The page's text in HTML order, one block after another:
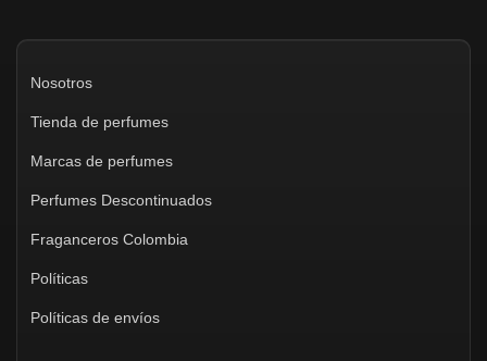
Nosotros
Tienda de perfumes
Marcas de perfumes
Perfumes Descontinuados
Fraganceros Colombia
Políticas
Políticas de envíos